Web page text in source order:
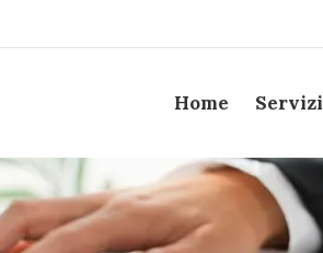
Home Servizi